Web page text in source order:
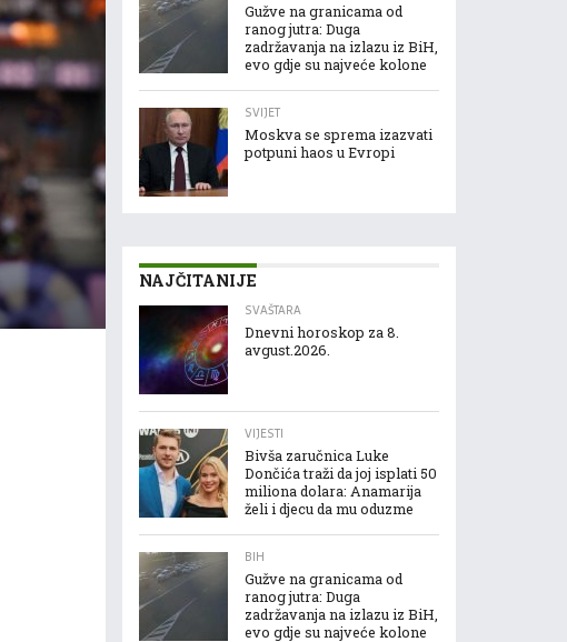
Gužve na granicama od
ranog jutra: Duga
zadržavanja na izlazu iz BiH,
evo gdje su najveće kolone
SVIJET
Moskva se sprema izazvati
potpuni haos u Evropi
NAJČITANIJE
SVAŠTARA
Dnevni horoskop za 8.
avgust.2026.
VIJESTI
Bivša zaručnica Luke
Dončića traži da joj isplati 50
miliona dolara: Anamarija
želi i djecu da mu oduzme
BIH
Gužve na granicama od
ranog jutra: Duga
zadržavanja na izlazu iz BiH,
evo gdje su najveće kolone